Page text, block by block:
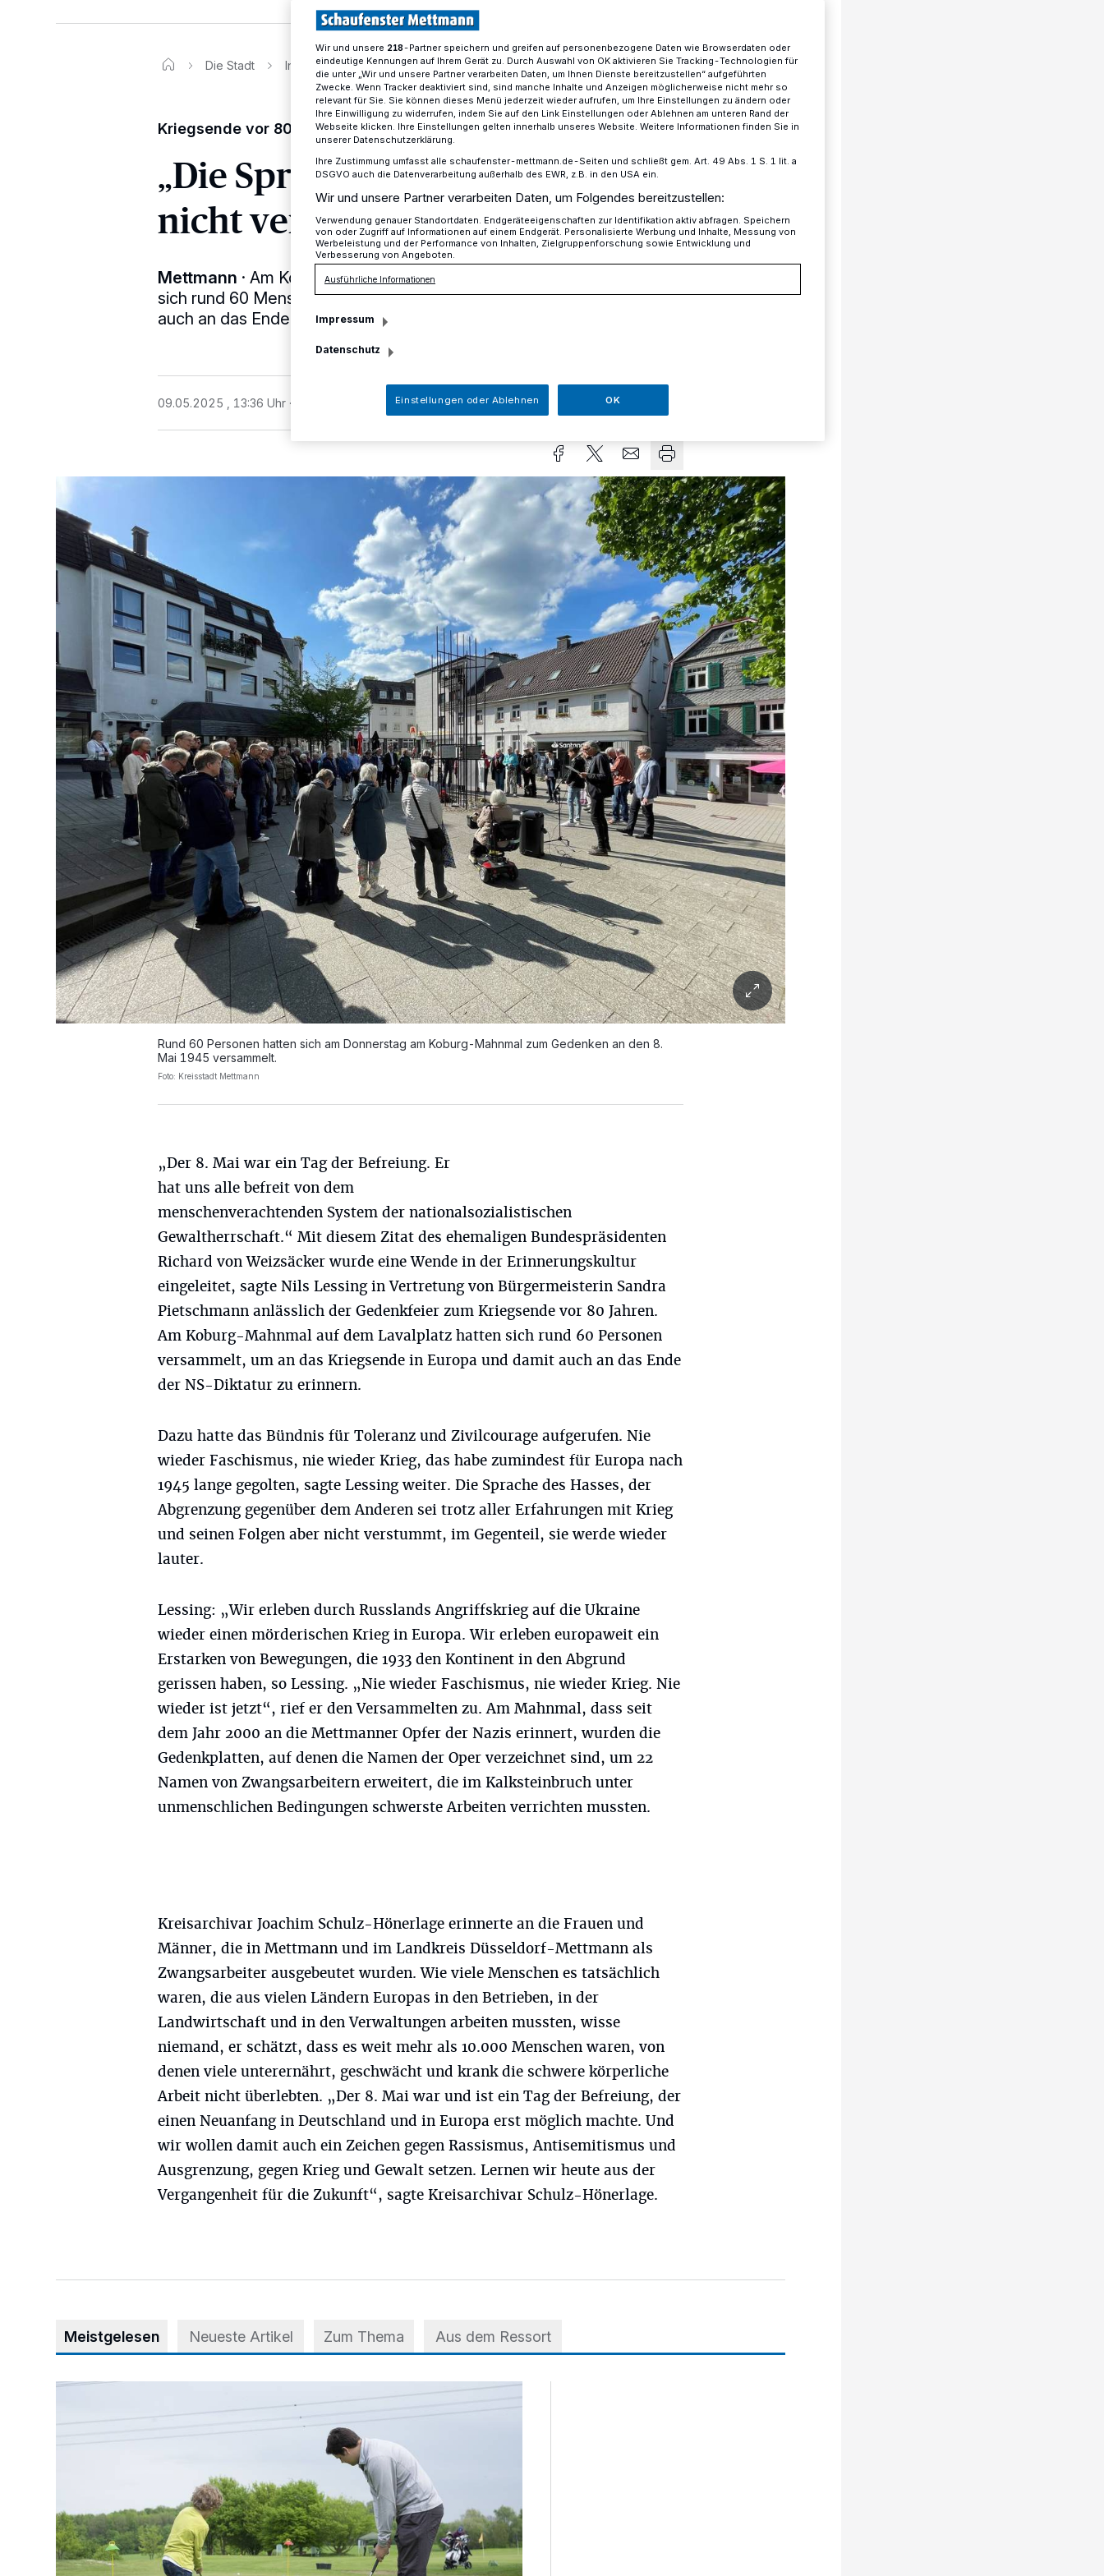
Die Stadt In Mettmann wurde an das Kriegsende vor 80 Jahren erinnert.
Kriegsende vor 80 Jahren
„Die Sprache des Hasses ist
nicht verstummt“
Mettmann · Am Koburg-Mahnmal auf dem Lavalplatz versammelten
sich rund 60 Menschen, um an das Kriegsende in Europa und damit
auch an das Ende der NS-Diktatur zu erinnern.
09.05.2025 , 13:36 Uhr 2 Minuten Lesezeit
Rund 60 Personen hatten sich am Donnerstag am Koburg-Mahnmal zum Gedenken an den 8.
Mai 1945 versammelt.
Foto: Kreisstadt Mettmann
„Der 8. Mai war ein Tag der Befreiung. Er
hat uns alle befreit von dem
menschenverachtenden System der nationalsozialistischen
Gewaltherrschaft.“ Mit diesem Zitat des ehemaligen Bundespräsidenten
Richard von Weizsäcker wurde eine Wende in der Erinnerungskultur
eingeleitet, sagte Nils Lessing in Vertretung von Bürgermeisterin Sandra
Pietschmann anlässlich der Gedenkfeier zum Kriegsende vor 80 Jahren.
Am Koburg-Mahnmal auf dem Lavalplatz hatten sich rund 60 Personen
versammelt, um an das Kriegsende in Europa und damit auch an das Ende
der NS-Diktatur zu erinnern.
Dazu hatte das Bündnis für Toleranz und Zivilcourage aufgerufen. Nie
wieder Faschismus, nie wieder Krieg, das habe zumindest für Europa nach
1945 lange gegolten, sagte Lessing weiter. Die Sprache des Hasses, der
Abgrenzung gegenüber dem Anderen sei trotz aller Erfahrungen mit Krieg
und seinen Folgen aber nicht verstummt, im Gegenteil, sie werde wieder
lauter.
Lessing: „Wir erleben durch Russlands Angriffskrieg auf die Ukraine
wieder einen mörderischen Krieg in Europa. Wir erleben europaweit ein
Erstarken von Bewegungen, die 1933 den Kontinent in den Abgrund
gerissen haben, so Lessing. „Nie wieder Faschismus, nie wieder Krieg. Nie
wieder ist jetzt“, rief er den Versammelten zu. Am Mahnmal, dass seit
dem Jahr 2000 an die Mettmanner Opfer der Nazis erinnert, wurden die
Gedenkplatten, auf denen die Namen der Oper verzeichnet sind, um 22
Namen von Zwangsarbeitern erweitert, die im Kalksteinbruch unter
unmenschlichen Bedingungen schwerste Arbeiten verrichten mussten.
Kreisarchivar Joachim Schulz-Hönerlage erinnerte an die Frauen und
Männer, die in Mettmann und im Landkreis Düsseldorf-Mettmann als
Zwangsarbeiter ausgebeutet wurden. Wie viele Menschen es tatsächlich
waren, die aus vielen Ländern Europas in den Betrieben, in der
Landwirtschaft und in den Verwaltungen arbeiten mussten, wisse
niemand, er schätzt, dass es weit mehr als 10.000 Menschen waren, von
denen viele unterernährt, geschwächt und krank die schwere körperliche
Arbeit nicht überlebten. „Der 8. Mai war und ist ein Tag der Befreiung, der
einen Neuanfang in Deutschland und in Europa erst möglich machte. Und
wir wollen damit auch ein Zeichen gegen Rassismus, Antisemitismus und
Ausgrenzung, gegen Krieg und Gewalt setzen. Lernen wir heute aus der
Vergangenheit für die Zukunft“, sagte Kreisarchivar Schulz-Hönerlage.
Meistgelesen Neueste Artikel Zum Thema Aus dem Ressort
Deutsche Mannschaftsmeisterschaften der Jungen im Golfclub Mettmann
Wir und unsere 218-Partner speichern und greifen auf personenbezogene Daten wie Browserdaten oder
eindeutige Kennungen auf Ihrem Gerät zu. Durch Auswahl von OK aktivieren Sie Tracking-Technologien für
die unter „Wir und unsere Partner verarbeiten Daten, um Ihnen Dienste bereitzustellen“ aufgeführten
Zwecke. Wenn Tracker deaktiviert sind, sind manche Inhalte und Anzeigen möglicherweise nicht mehr so
relevant für Sie. Sie können dieses Menü jederzeit wieder aufrufen, um Ihre Einstellungen zu ändern oder
Ihre Einwilligung zu widerrufen, indem Sie auf den Link Einstellungen oder Ablehnen am unteren Rand der
Webseite klicken. Ihre Einstellungen gelten innerhalb unseres Website. Weitere Informationen finden Sie in
unserer Datenschutzerklärung.
Ihre Zustimmung umfasst alle schaufenster-mettmann.de-Seiten und schließt gem. Art. 49 Abs. 1 S. 1 lit. a
DSGVO auch die Datenverarbeitung außerhalb des EWR, z.B. in den USA ein.
Wir und unsere Partner verarbeiten Daten, um Folgendes bereitzustellen:
Verwendung genauer Standortdaten. Endgeräteeigenschaften zur Identifikation aktiv abfragen. Speichern
von oder Zugriff auf Informationen auf einem Endgerät. Personalisierte Werbung und Inhalte, Messung von
Werbeleistung und der Performance von Inhalten, Zielgruppenforschung sowie Entwicklung und
Verbesserung von Angeboten.
Ausführliche Informationen
Impressum
Datenschutz
Einstellungen oder Ablehnen OK